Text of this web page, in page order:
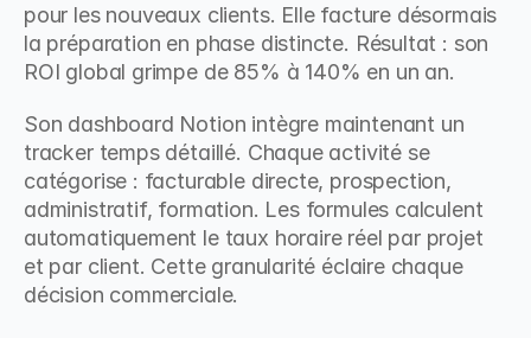
pour les nouveaux clients. Elle facture désormais
la préparation en phase distincte. Résultat : son
ROI global grimpe de 85% à 140% en un an.
Son dashboard Notion intègre maintenant un
tracker temps détaillé. Chaque activité se
catégorise : facturable directe, prospection,
administratif, formation. Les formules calculent
automatiquement le taux horaire réel par projet
et par client. Cette granularité éclaire chaque
décision commerciale.